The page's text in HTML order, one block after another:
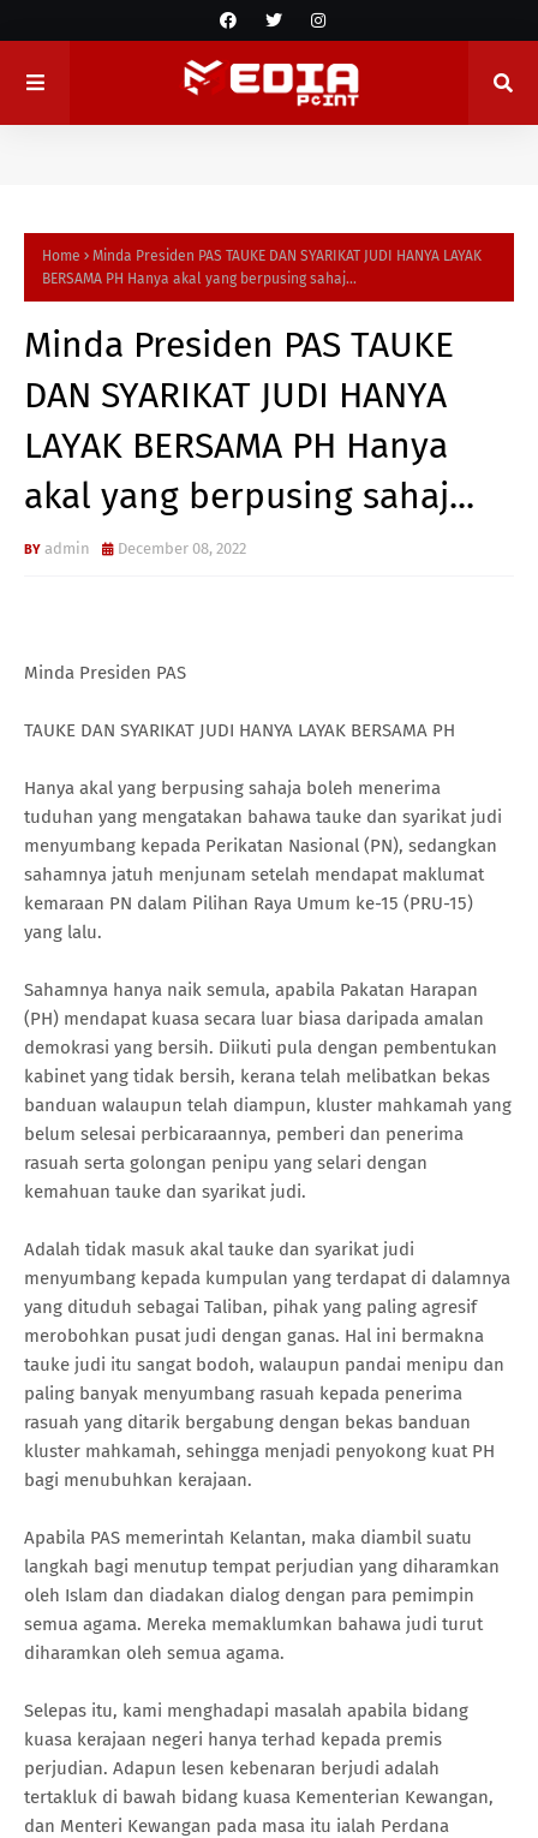
Home
Minda Presiden PAS TAUKE DAN SYARIKAT JUDI HANYA LAYAK
BERSAMA PH Hanya akal yang berpusing sahaj...
Minda Presiden PAS TAUKE
DAN SYARIKAT JUDI HANYA
LAYAK BERSAMA PH Hanya
akal yang berpusing sahaj...
admin December 08, 2022
Minda Presiden PAS
TAUKE DAN SYARIKAT JUDI HANYA LAYAK BERSAMA PH
Hanya akal yang berpusing sahaja boleh menerima
tuduhan yang mengatakan bahawa tauke dan syarikat judi
menyumbang kepada Perikatan Nasional (PN), sedangkan
sahamnya jatuh menjunam setelah mendapat maklumat
kemaraan PN dalam Pilihan Raya Umum ke-15 (PRU-15)
yang lalu.
Sahamnya hanya naik semula, apabila Pakatan Harapan
(PH) mendapat kuasa secara luar biasa daripada amalan
demokrasi yang bersih. Diikuti pula dengan pembentukan
kabinet yang tidak bersih, kerana telah melibatkan bekas
banduan walaupun telah diampun, kluster mahkamah yang
belum selesai perbicaraannya, pemberi dan penerima
rasuah serta golongan penipu yang selari dengan
kemahuan tauke dan syarikat judi.
Adalah tidak masuk akal tauke dan syarikat judi
menyumbang kepada kumpulan yang terdapat di dalamnya
yang dituduh sebagai Taliban, pihak yang paling agresif
merobohkan pusat judi dengan ganas. Hal ini bermakna
tauke judi itu sangat bodoh, walaupun pandai menipu dan
paling banyak menyumbang rasuah kepada penerima
rasuah yang ditarik bergabung dengan bekas banduan
kluster mahkamah, sehingga menjadi penyokong kuat PH
bagi menubuhkan kerajaan.
Apabila PAS memerintah Kelantan, maka diambil suatu
langkah bagi menutup tempat perjudian yang diharamkan
oleh Islam dan diadakan dialog dengan para pemimpin
semua agama. Mereka memaklumkan bahawa judi turut
diharamkan oleh semua agama.
Selepas itu, kami menghadapi masalah apabila bidang
kuasa kerajaan negeri hanya terhad kepada premis
perjudian. Adapun lesen kebenaran berjudi adalah
tertakluk di bawah bidang kuasa Kementerian Kewangan,
dan Menteri Kewangan pada masa itu ialah Perdana